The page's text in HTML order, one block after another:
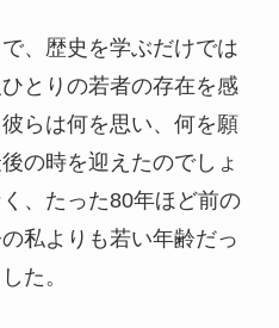
、歴史を学ぶだけでは
とりの若者の存在を感
らは何を思い、何を願
の時を迎えたのでしょ
、たった80年ほど前の
私よりも若い年齢だっ
た。